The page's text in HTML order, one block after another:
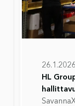
26.1.2026
HL